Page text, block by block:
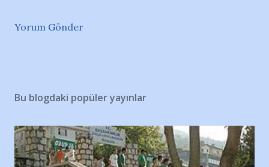
Yorum Gönder
Bu blogdaki popüler yayınlar